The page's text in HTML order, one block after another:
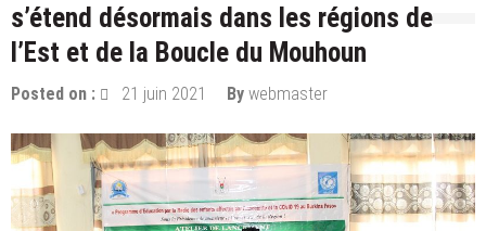
s’étend désormais dans les régions de
l’Est et de la Boucle du Mouhoun
Posted on : 21 juin 2021 By webmaster